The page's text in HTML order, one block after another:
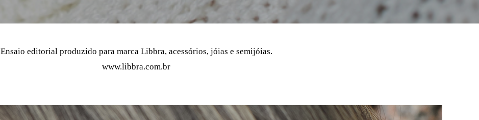
Ensaio editorial produzido para marca Libbra, acessórios, jóias e semijóias.
www.libbra.com.br